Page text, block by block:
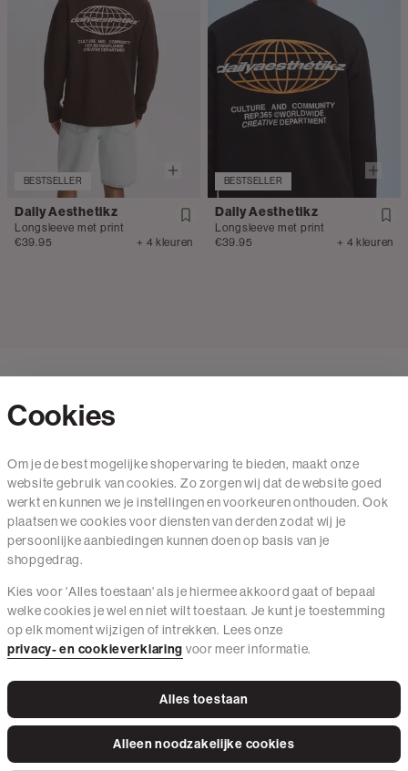
BESTSELLER
Daily Aesthetikz
Longsleeve met print
€39.95
+ 4 kleuren
BESTSELLER
Daily Aesthetikz
Longsleeve met print
€39.95
+ 4 kleuren
Contact
Mail ons
020 - 3412 650
Van maandag t/m vrijdag van 8.30 uur tot 18.00 uur.
Service
Instagram FacebookTiktokPinterestLinkedIn
Cookies
Om je de best mogelijke shopervaring te bieden, maakt onze
website gebruik van cookies. Zo zorgen wij dat de website goed
werkt en kunnen we je instellingen en voorkeuren onthouden. Ook
plaatsen we cookies voor diensten van derden zodat wij je
persoonlijke aanbiedingen kunnen doen op basis van je
shopgedrag.
Kies voor 'Alles toestaan' als je hiermee akkoord gaat of bepaal
welke cookies je wel en niet wilt toestaan. Je kunt je toestemming
op elk moment wijzigen of intrekken. Lees onze
privacy- en cookieverklaring voor meer informatie.
Alles toestaan
Alleen noodzakelijke cookies